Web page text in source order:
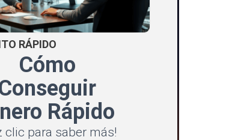
RÁPIDO
Cómo
Rápido
clic para saber más!